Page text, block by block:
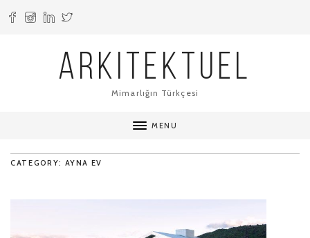
ARKITEKTUEL
Mimarlığın Türkçesi
MENU
CATEGORY: AYNA EV